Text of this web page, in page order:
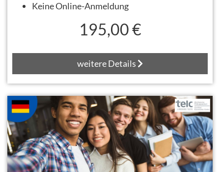
Keine Online-Anmeldung
195,00 €
weitere Details